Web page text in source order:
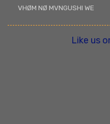
VHØM NØ MVNGUSHI WE
Like us